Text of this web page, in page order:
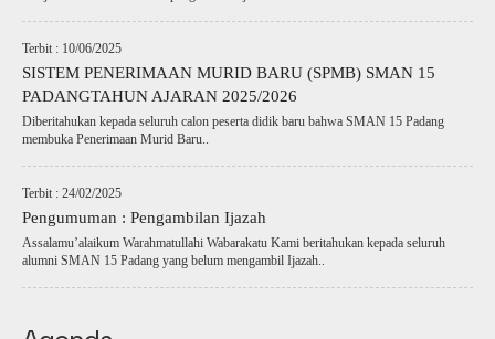
Terbit : 10/06/2025
SISTEM PENERIMAAN MURID BARU (SPMB) SMAN 15
PADANGTAHUN AJARAN 2025/2026
Diberitahukan kepada seluruh calon peserta didik baru bahwa SMAN 15 Padang
membuka Penerimaan Murid Baru..
Terbit : 24/02/2025
Pengumuman : Pengambilan Ijazah
Assalamu’alaikum Warahmatullahi Wabarakatu Kami beritahukan kepada seluruh
alumni SMAN 15 Padang yang belum mengambil Ijazah..